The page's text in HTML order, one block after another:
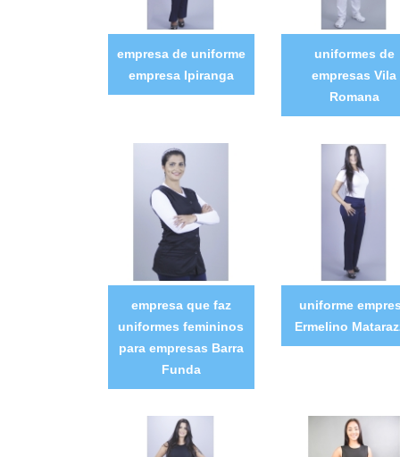
empresa de uniforme
empresa Ipiranga
uniformes de
empresas Vila
Romana
empresa que faz
uniformes femininos
para empresas Barra
Funda
uniforme
Ermelino